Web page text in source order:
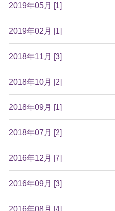
2019年05月 [1]
2019年02月 [1]
2018年11月 [3]
2018年10月 [2]
2018年09月 [1]
2018年07月 [2]
2016年12月 [7]
2016年09月 [3]
2016年08月 [4]